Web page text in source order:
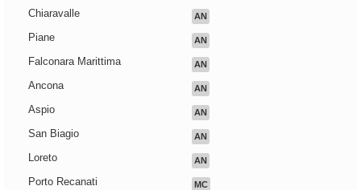
Chiaravalle AN
Piane AN
Falconara Marittima AN
Ancona AN
Aspio AN
San Biagio AN
Loreto AN
Porto Recanati MC